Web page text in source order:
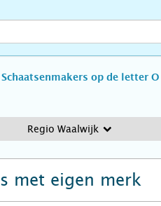
Schaatsenmakers op de letter O
Regio Waalwijk
met eigen merk